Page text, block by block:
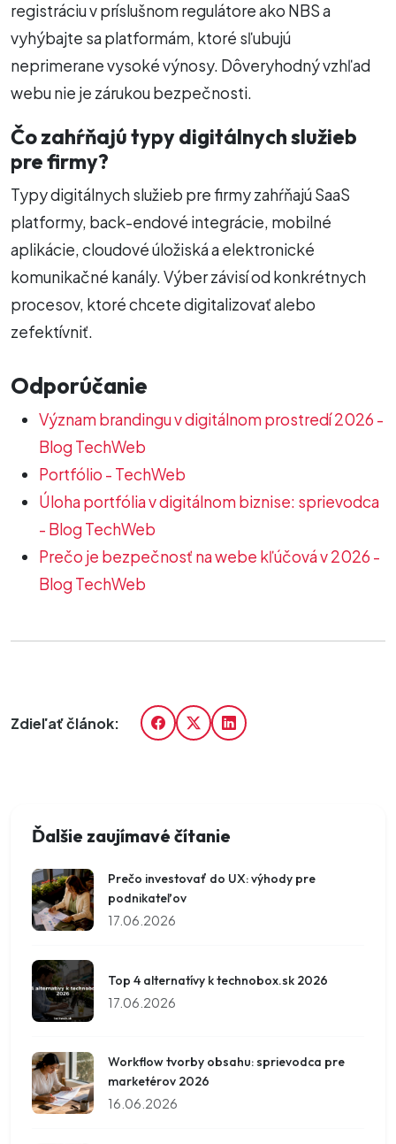
registráciu v príslušnom regulátore ako NBS a
vyhýbajte sa platformám, ktoré sľubujú
neprimerane vysoké výnosy. Dôveryhodný vzhľad
webu nie je zárukou bezpečnosti.
Čo zahŕňajú typy digitálnych služieb
pre firmy?
Typy digitálnych služieb pre firmy zahŕňajú SaaS
platformy, back-endové integrácie, mobilné
aplikácie, cloudové úložiská a elektronické
komunikačné kanály. Výber závisí od konkrétnych
procesov, ktoré chcete digitalizovať alebo
zefektívniť.
Odporúčanie
Význam brandingu v digitálnom prostredí 2026 -
Blog TechWeb
Portfólio - TechWeb
Úloha portfólia v digitálnom biznise: sprievodca
- Blog TechWeb
Prečo je bezpečnosť na webe kľúčová v 2026 -
Blog TechWeb
Zdieľať článok:
Ďalšie zaujímavé čítanie
Prečo investovať do UX: výhody pre
podnikateľov
17.06.2026
Top 4 alternatívy k technobox.sk 2026
17.06.2026
Workflow tvorby obsahu: sprievodca pre
marketérov 2026
16.06.2026